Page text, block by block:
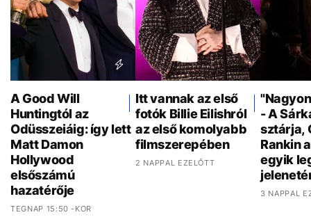
A Good Will
Huntingtól az
Odüsszeiáig: így lett
Matt Damon
Hollywood
elsőszámú
hazatérője
TEGNAP 15:50 -KOR
Itt vannak az első
fotók Billie Eilishról
az első komolyabb
filmszerepében
2 NAPPAL EZELŐTT
- A
sztárja,
Rankin
egyik
3 NAPPAL